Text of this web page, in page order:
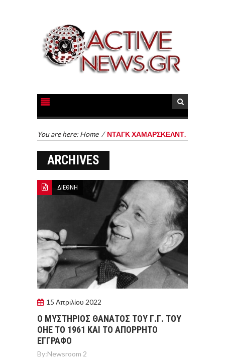
You are here: Home / ΝΤΑΓΚ ΧΑΜΑΡΣΚΕΛΝΤ.
ARCHIVES
ΔΙΕΘΝΗ
15 Απριλίου 2022
Ο ΜΥΣΤΗΡΙΟΣ ΘΑΝΑΤΟΣ ΤΟΥ Γ.Γ. ΤΟΥ
ΟΗΕ ΤΟ 1961 ΚΑΙ ΤΟ ΑΠΟΡΡΗΤΟ
ΕΓΓΡΑΦΟ
By:Newsroom 2